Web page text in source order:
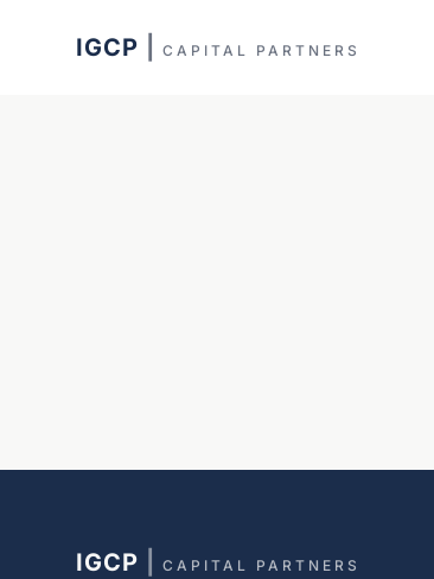
IGCP CAPITAL PARTNERS
IGCP CAPITAL PARTNERS